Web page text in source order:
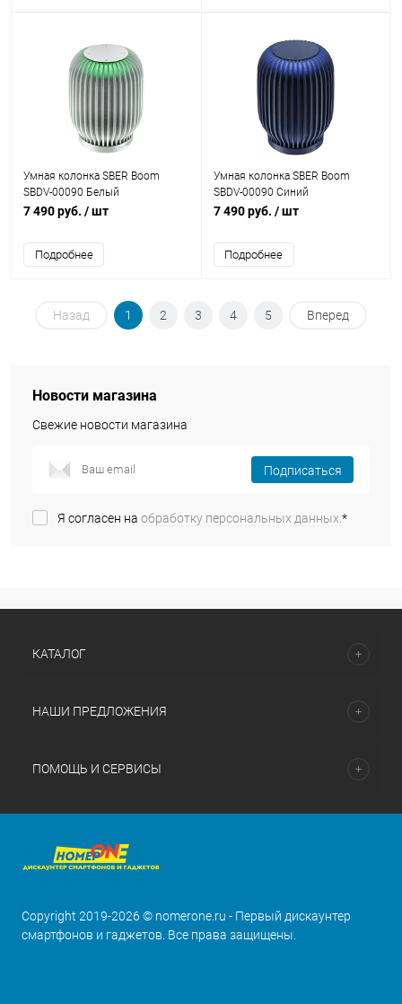
Умная колонка SBER Boom
SBDV-00090 Белый
7 490 руб. / шт
Подробнее
Умная колонка SBER Boom
SBDV-00090 Синий
7 490 руб. / шт
Подробнее
Назад 1 2 3 4 5 Вперед
Новости магазина
Свежие новости магазина
Подписаться
Я согласен на обработку персональных данных.*
КАТАЛОГ
НАШИ ПРЕДЛОЖЕНИЯ
ПОМОЩЬ И СЕРВИСЫ
Copyright 2019-2026 © nomerone.ru - Первый дискаунтер
смартфонов и гаджетов. Все права защищены.